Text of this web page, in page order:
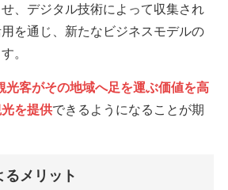
、デジタル技術によって収集され
を通じ、新たなビジネスモデルの
。
光客がその地域へ足を運ぶ価値を高
を提供できるようになることが期
メリット